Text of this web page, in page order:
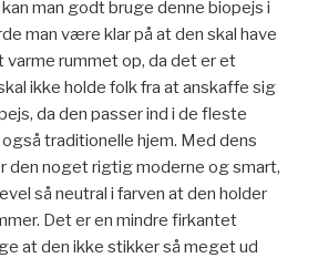
man godt bruge denne biopejs i
man være klar på at den skal have
rummet op, da det er et
ikke holde folk fra at anskaffe sig
da den passer ind i de fleste
traditionelle hjem. Med dens
den noget rigtig moderne og smart,
så neutral i farven at den holder
Det er en mindre firkantet
at den ikke stikker så meget ud